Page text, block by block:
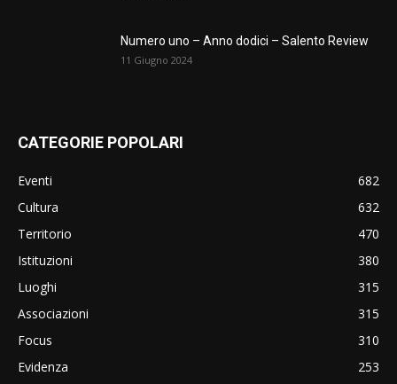
Numero uno – Anno dodici – Salento Review
11 Giugno 2024
CATEGORIE POPOLARI
Eventi
682
Cultura
632
Territorio
470
Istituzioni
380
Luoghi
315
Associazioni
315
Focus
310
Evidenza
253